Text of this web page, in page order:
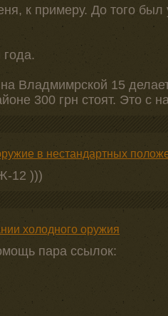
к примеру. До того был
года.
Владмимрской 15
300 грн стоят. Это с
в нестандартных
12 )))
холодного оружия
пара ссылок: